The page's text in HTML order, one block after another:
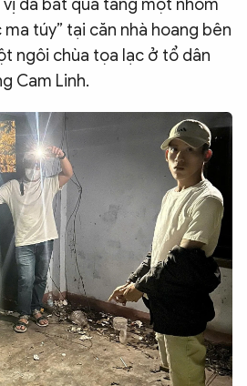
Văn nghệ Công an
đã bắt quả tang một nhóm
túy” tại căn nhà hoang bên
ngôi chùa tọa lạc ở tổ dân
Cam Linh.